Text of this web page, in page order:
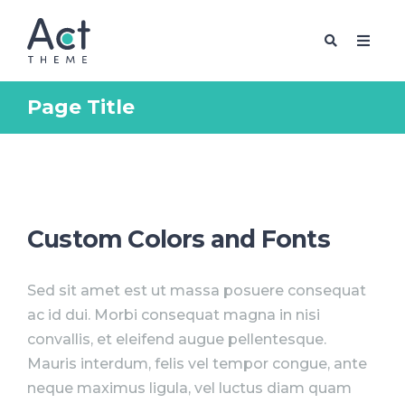
FREE PACK
Page Title
Custom Colors and Fonts
Sed sit amet est ut massa posuere consequat
ac id dui. Morbi consequat magna in nisi
convallis, et eleifend augue pellentesque.
Mauris interdum, felis vel tempor congue, ante
neque maximus ligula, vel luctus diam quam